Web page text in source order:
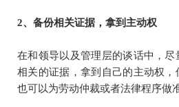
2、备份相关证据，拿到主动权
在和领导以及管理层的谈话中，
相关的证据，拿到自己的主动权，
也可以为劳动仲裁或者法律程序做